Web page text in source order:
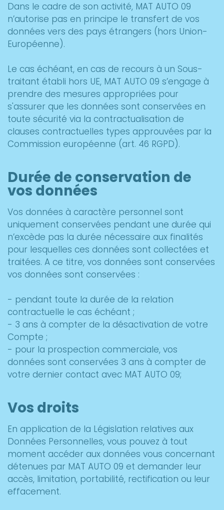
Dans le cadre de son activité, MAT AUTO 09
n’autorise pas en principe le transfert de vos
données vers des pays étrangers (hors Union-
Européenne).
Le cas échéant, en cas de recours à un Sous-
traitant établi hors UE, MAT AUTO 09 s’engage à
prendre des mesures appropriées pour
s'assurer que les données sont conservées en
toute sécurité via la contractualisation de
clauses contractuelles types approuvées par la
Commission européenne (art. 46 RGPD).
Durée de conservation de
vos données
Vos données à caractère personnel sont
uniquement conservées pendant une durée qui
n’excède pas la durée nécessaire aux finalités
pour lesquelles ces données sont collectées et
traitées. A ce titre, vos données sont conservées
vos données sont conservées :
- pendant toute la durée de la relation
contractuelle le cas échéant ;
- 3 ans à compter de la désactivation de votre
Compte ;
- pour la prospection commerciale, vos
données sont conservées 3 ans à compter de
votre dernier contact avec MAT AUTO 09;
Vos droits
En application de la Législation relatives aux
Données Personnelles, vous pouvez à tout
moment accéder aux données vous concernant
détenues par MAT AUTO 09 et demander leur
accès, limitation, portabilité, rectification ou leur
effacement.